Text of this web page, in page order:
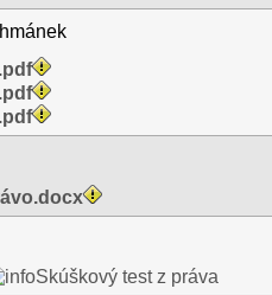
Skúškový test z práva